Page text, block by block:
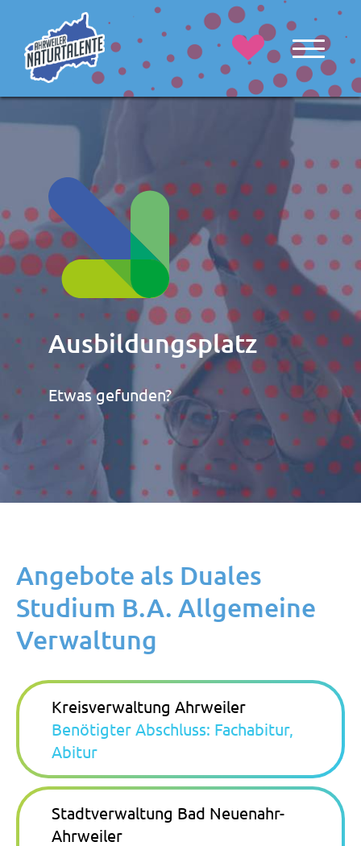
Ausbildungsplatz
Etwas gefunden?
Angebote als Duales
Studium B.A. Allgemeine
Verwaltung
Kreisverwaltung Ahrweiler
Benötigter Abschluss: Fachabitur,
Abitur
Stadtverwaltung Bad Neuenahr-
Ahrweiler